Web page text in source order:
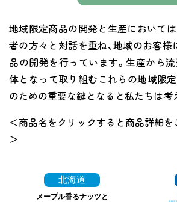
地域限定商品の開発と生産において
者の方々と対話を重ね、地域のお客
品の開発を行っています。生産から
体となって取り組むこれらの地域限
のための重要な鍵となると私たちは考
＜商品名をクリックすると商品詳細
＞
北海道
メープル香るナッツと